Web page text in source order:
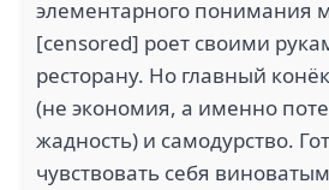
элементарного понимания
[censored] роет своими
ресторану. Но главный
(не экономия, а именно
жадность) и самодурство.
чувствовать себя